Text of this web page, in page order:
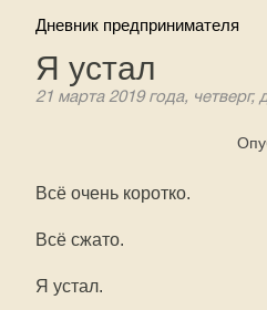
Дневник предпринимателя
Я устал
21 марта 2019 года, четверг,
Всё очень коротко.
Всё сжато.
Я устал.